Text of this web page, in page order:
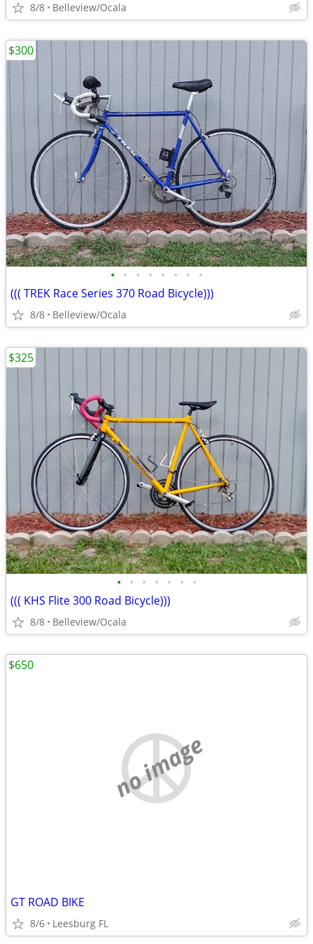
8/8 Belleview/Ocala
• • • • • • • •
((( TREK Race Series 370 Road Bicycle)))
8/8 Belleview/Ocala
$300
• • • • • • •
((( KHS Flite 300 Road Bicycle)))
8/8 Belleview/Ocala
$325
no image
GT ROAD BIKE
8/6 Leesburg FL
$650